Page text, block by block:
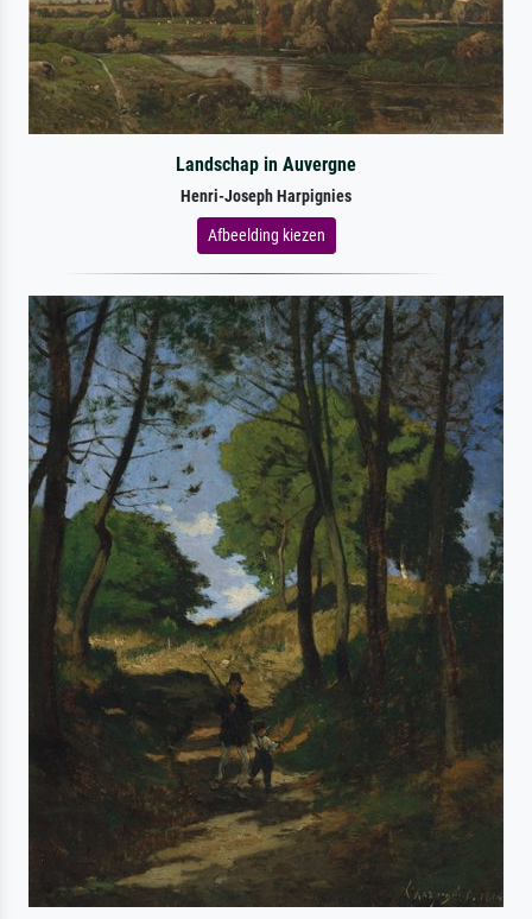
Landschap in Auvergne
Henri-Joseph Harpignies
Afbeelding kiezen